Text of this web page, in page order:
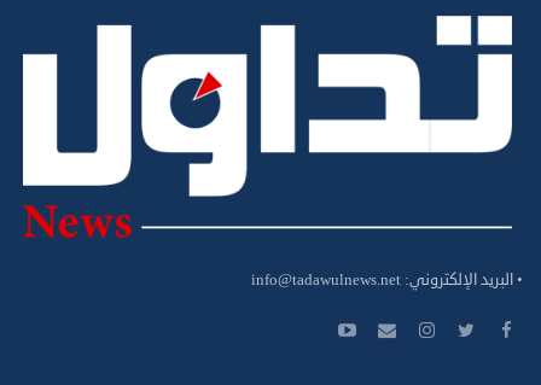
• البريد الإلكتروني: info@tadawulnews.net